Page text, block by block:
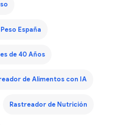
España
de 40 Años
de Alimentos con IA
Rastreador de Nutrición